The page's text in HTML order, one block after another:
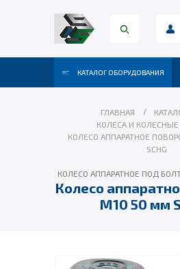
КАТАЛОГ ОБОРУДОВАНИЯ
ГЛАВНАЯ
КОЛЕСА И
КОЛЕСО АППАРАТНОЕ
SCHG
КОЛЕСО АППАРАТНОЕ ПОД
Колесо
М10 50 мм